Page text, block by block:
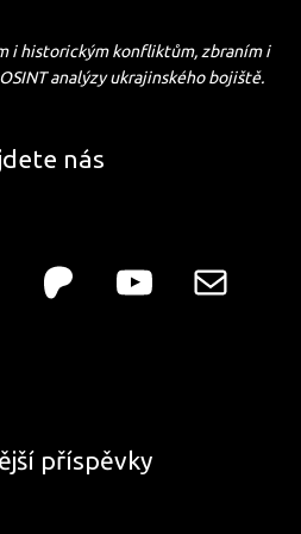
i historickým konfliktům, zbraním i
analýzy ukrajinského bojiště.
nás
příspěvky